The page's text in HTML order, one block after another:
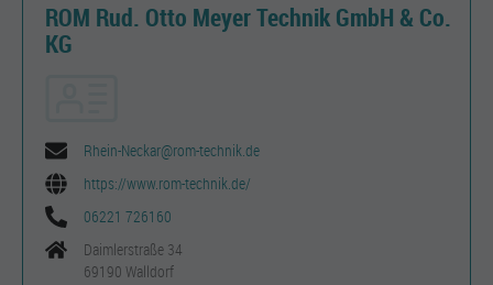
ROM Rud. Otto Meyer Technik GmbH & Co.
KG
Rhein-Neckar@rom-technik.de
https://www.rom-technik.de/
06221 726160
Daimlerstraße 34
69190 Walldorf